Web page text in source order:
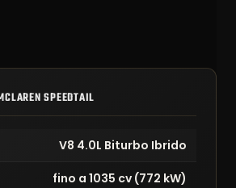
SPEEDTAIL
V8 4.0L Biturbo Ibrido
fino a 1035 cv (772 kW)